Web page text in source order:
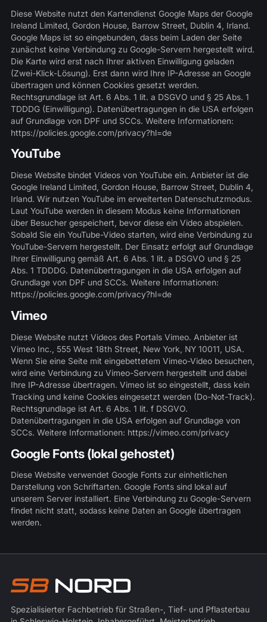
Diese Website nutzt den Kartendienst Google Maps der Google
Ireland Limited, Gordon House, Barrow Street, Dublin 4, Irland.
Google Maps ist so eingebunden, dass beim Laden der Seite
zunächst keine Verbindung zu Google-Servern hergestellt wird.
Die Karte wird erst nach Ihrer aktiven Einwilligung geladen
(Zwei-Klick-Lösung). Erst dann wird Ihre IP-Adresse an Google
übertragen und können Cookies gesetzt werden.
Rechtsgrundlage ist Art. 6 Abs. 1 lit. a DSGVO und § 25 Abs. 1
TDDDG (Einwilligung). Datenübertragungen in die USA erfolgen
auf Grundlage von DPF und SCCs. Weitere Informationen:
https://policies.google.com/privacy?hl=de
YouTube
Diese Website bindet Videos von YouTube ein. Anbieter ist die
Google Ireland Limited, Gordon House, Barrow Street, Dublin 4,
Irland. Wir nutzen YouTube im erweiterten Datenschutzmodus.
Laut YouTube werden in diesem Modus keine Informationen
über Besucher gespeichert, bevor diese ein Video abspielen.
Sobald Sie ein YouTube-Video starten, wird eine Verbindung zu
YouTube-Servern hergestellt. Der Einsatz erfolgt auf Grundlage
Ihrer Einwilligung gemäß Art. 6 Abs. 1 lit. a DSGVO und § 25
Abs. 1 TDDDG. Datenübertragungen in die USA erfolgen auf
Grundlage von DPF und SCCs. Weitere Informationen:
https://policies.google.com/privacy?hl=de
Vimeo
Diese Website nutzt Videos des Portals Vimeo. Anbieter ist
Vimeo Inc., 555 West 18th Street, New York, NY 10011, USA.
Wenn Sie eine Seite mit eingebettetem Vimeo-Video besuchen,
wird eine Verbindung zu Vimeo-Servern hergestellt und dabei
Ihre IP-Adresse übertragen. Vimeo ist so eingestellt, dass kein
Tracking und keine Cookies eingesetzt werden (Do-Not-Track).
Rechtsgrundlage ist Art. 6 Abs. 1 lit. f DSGVO.
Datenübertragungen in die USA erfolgen auf Grundlage von
SCCs. Weitere Informationen: https://vimeo.com/privacy
Google Fonts (lokal gehostet)
Diese Website verwendet Google Fonts zur einheitlichen
Darstellung von Schriftarten. Google Fonts sind lokal auf
unserem Server installiert. Eine Verbindung zu Google-Servern
findet nicht statt, sodass keine Daten an Google übertragen
werden.
Spezialisierter Fachbetrieb für Straßen-, Tief- und Pflasterbau